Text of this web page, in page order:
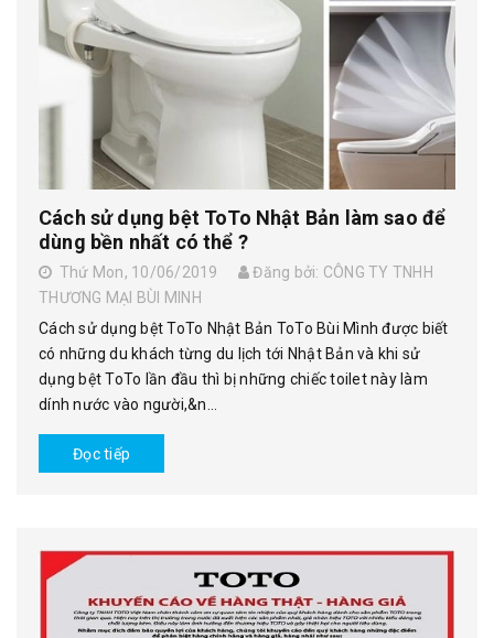
Cách sử dụng bệt ToTo Nhật Bản làm sao để
dùng bền nhất có thể ?
Thứ Mon, 10/06/2019
Đăng bởi: CÔNG TY TNHH
THƯƠNG MẠI BÙI MINH
Cách sử dụng bệt ToTo Nhật Bản ToTo Bùi Mình được biết
có những du khách từng du lịch tới Nhật Bản và khi sử
dụng bệt ToTo lần đầu thì bị những chiếc toilet này làm
dính nước vào người,&n...
Đọc tiếp